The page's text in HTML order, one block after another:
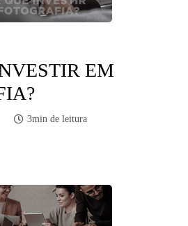
EM
3min de leitura